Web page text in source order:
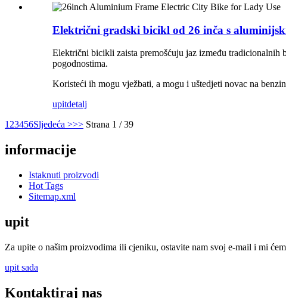
Električni gradski bicikl od 26 inča s
Električni bicikli zaista premošćuju jaz između
pogodnostima.
Koristeći ih mogu vježbati, a mogu i uštedjeti novac na
upitdetalj
1 23456Sljedeća >>> Strana 1 / 39
informacije
Istaknuti proizvodi
Hot Tags
Sitemap.xml
upit
Za upite o našim proizvodima ili cjeniku, ostavite nam svoj e-mail i mi
upit sada
Kontaktiraj nas